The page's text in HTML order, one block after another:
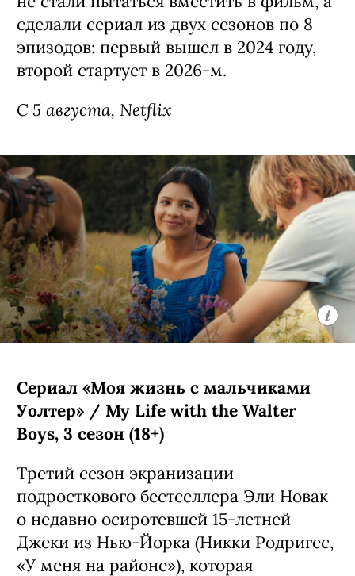
Сериал «Сто лет одиночества» / Cien
Años de Soledad, 1-я часть 2 сезона
(18+)
Первая в истории экранизация романа
лауреата Нобелевской премии
Габриэля Гарсия Маркеса — сняли ее
писателя Лаура Мора Ортега и Алекс
Гарсиа Лопес.
Сверхмасштабную и сложную историю
семьи Буэндиа и города Макондо даже
не стали пытаться вместить в фильм, а
сделали сериал из двух сезонов по 8
эпизодов: первый вышел в 2024 году,
второй стартует в 2026-м.